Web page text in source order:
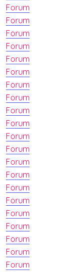
Forum
Forum
Forum
Forum
Forum
Forum
Forum
Forum
Forum
Forum
Forum
Forum
Forum
Forum
Forum
Forum
Forum
Forum
Forum
Forum
Forum